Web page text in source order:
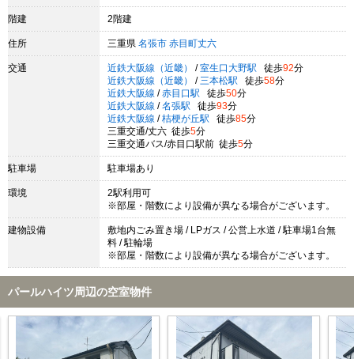
階建 2階建
住所 三重県 名張市 赤目町丈六
交通 近鉄大阪線（近畿） / 室生口大野駅 徒歩92分
近鉄大阪線（近畿）
/ 三本松駅 徒歩58分
近鉄大阪線 / 赤目口駅 徒歩50分
近鉄大阪線 / 名張駅 徒歩93分
近鉄大阪線 / 桔梗が丘駅 徒歩85分
三重交通/丈六 徒歩5分
三重交通バス/赤目口駅前 徒歩5分
駐車場 駐車場あり
環境
2駅利用可
※部屋・階数により設備が異なる場合がございます。
建物設備
敷地内ごみ置き場 / LPガス / 公営上水道 / 駐車場1台無
料 / 駐輪場
※部屋・階数により設備が異なる場合がございます。
パールハイツ周辺の空室物件